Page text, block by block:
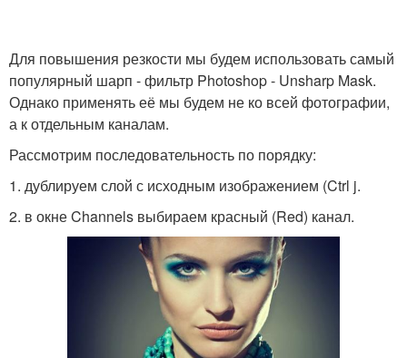
Для повышения резкости мы будем использовать самый
популярный шарп - фильтр Photoshop - Unsharp Mask.
Однако применять её мы будем не ко всей фотографии,
а к отдельным каналам.
Рассмотрим последовательность по порядку:
1. дублируем слой с исходным изображением (Ctrl j.
2. в окне Channels выбираем красный (Red) канал.